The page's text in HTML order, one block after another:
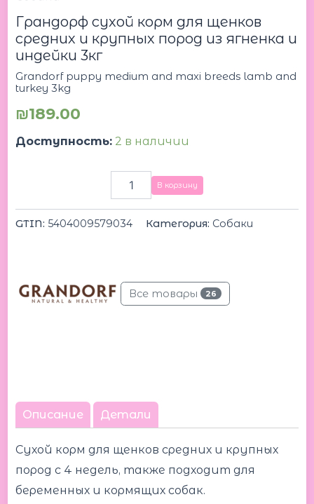
Грандорф сухой корм для щенков
cредних и крупных пород из ягненка и
индейки 3кг
Grandorf puppy medium and maxi breeds lamb and
turkey 3kg
₪189.00
Доступность: 2 в наличии
and
maxi
breeds
and
сухой
корм
щенков
cредних
крупных
индейки
3кг
В корзину
GTIN:5404009579034 Категория: Собаки
Все товары 26
Описание Детали
Сухой корм для щенков средних и крупных
пород с 4 недель, также подходит для
беременных и кормящих собак.